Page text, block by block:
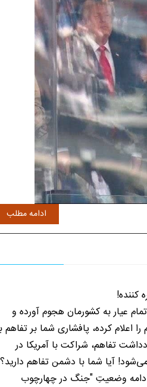
ادامه مطلب
کننده!
عیار به کشورمان هجوم آورده و
اعلام کرده، پافشاری شما بر تفاهم
تفاهم، شراکت با آمریکا در
آیا شما با دشمن تفاهم دارید؟
ادامه وضعیتِ "جنگ در چهارچوب